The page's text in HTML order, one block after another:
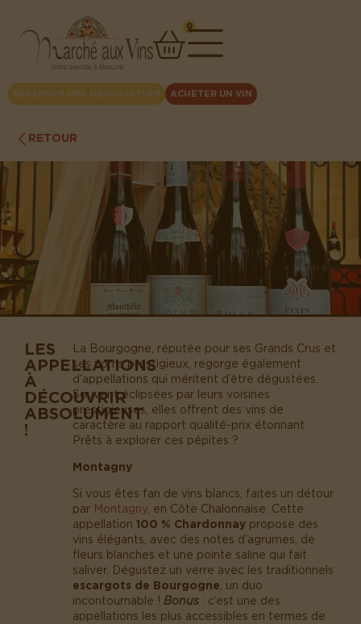
0
RÉSERVER UNE DÉGUSTATION ACHETER UN VIN
RETOUR
LES
APPELLATIONS
À
DÉCOUVRIR
ABSOLUMENT
!
La Bourgogne, réputée pour ses Grands Crus et
ses noms prestigieux, regorge également
d’appellations qui méritent d’être dégustées.
Souvent éclipsées par leurs voisines
prestigieuses, elles offrent des vins de
caractère au rapport qualité-prix étonnant.
Prêts à explorer ces pépites ?
Montagny
Si vous êtes fan de vins blancs, faites un détour
par Montagny, en Côte Chalonnaise. Cette
appellation 100 % Chardonnay propose des
vins élégants, avec des notes d’agrumes, de
fleurs blanches et une pointe saline qui fait
saliver. Dégustez un verre avec les traditionnels
escargots de Bourgogne, un duo
incontournable ! Bonus : c’est une des
appellations les plus accessibles en termes de